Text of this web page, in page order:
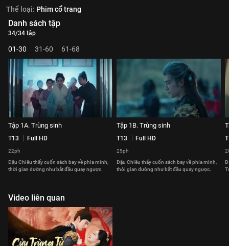
Thể loại: Phim cổ trang
Danh sách tập
34/34 tập
01-30 31-60 61-68
Tập 1A. Trùng sinh
T13 Full HD
22ph
Đậu Chiêu thấy cuốn sách bay về phía mình,
thời gian dường như bắt đầu quay ngược.
Tập 1B. Trùng sinh
T13 Full HD
25ph
Đậu Chiêu thấy cuốn sách bay về phía mình,
thời gian dường như bắt đầu quay ngược.
Video liên quan